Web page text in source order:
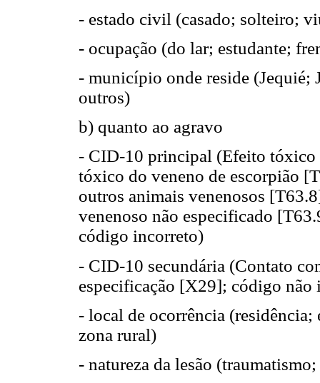
- estado civil (casado; solteiro;
- ocupação (do lar; estudante;
- município onde reside
outros)
b) quanto ao agravo
- CID-10 principal (Efeito tóxico
tóxico do veneno de escorpião
outros animais venenosos
venenoso não especificado
código incorreto)
- CID-10 secundária (Contato
especificação [X29]; código não
- local de ocorrência
zona rural)
- natureza da lesão